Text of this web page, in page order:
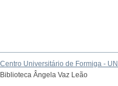
Centro Universitário de Formiga -
Biblioteca Ângela Vaz Leão